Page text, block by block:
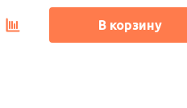
В корзину